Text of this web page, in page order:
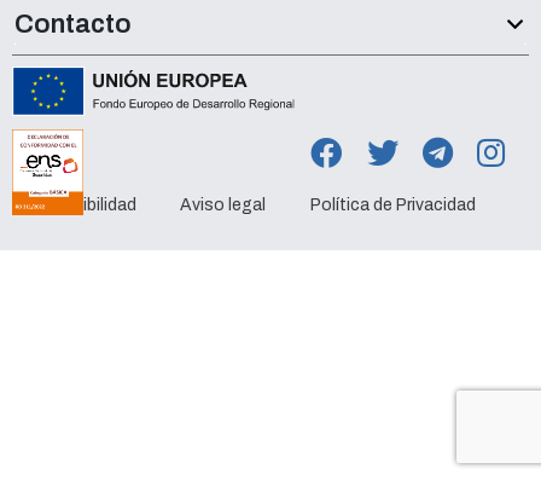
Contacto
Accesibilidad Aviso legal Política de Privacidad